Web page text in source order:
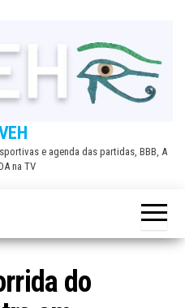
e agenda das partidas, BBB, A
na TV
do